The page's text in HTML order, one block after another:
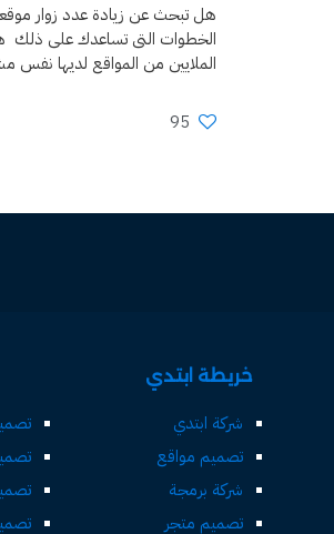
هل تبحث عن زيادة عدد زوار
الخطوات التى تساعدك على ذلك
الملايين من المواقع لديها نفس
95
خريطة ابتدي
شركة ابتدي
تصميم مواقع
شركة برمجة
تصميم متجر